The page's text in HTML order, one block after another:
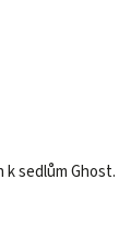
sedlům Ghost.